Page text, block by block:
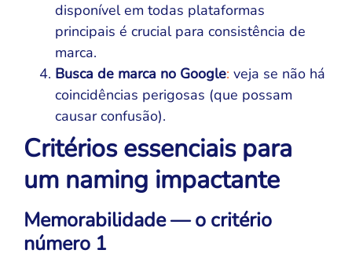
disponível em todas plataformas
principais é crucial para consistência de
marca.
Busca de marca no Google: veja se não há
coincidências perigosas (que possam
causar confusão).
Critérios essenciais para
um naming impactante
Memorabilidade — o critério
número 1